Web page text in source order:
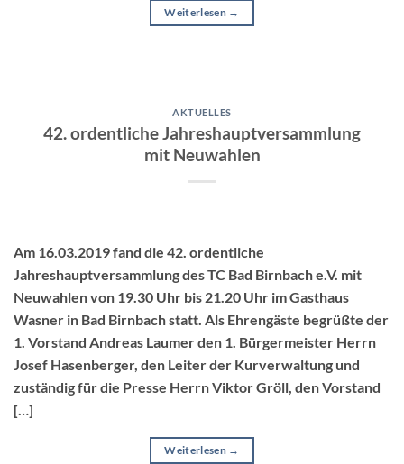
Weiterlesen →
AKTUELLES
42. ordentliche Jahreshauptversammlung
mit Neuwahlen
Am 16.03.2019 fand die 42. ordentliche
Jahreshauptversammlung des TC Bad Birnbach e.V. mit
Neuwahlen von 19.30 Uhr bis 21.20 Uhr im Gasthaus
Wasner in Bad Birnbach statt. Als Ehrengäste begrüßte der
1. Vorstand Andreas Laumer den 1. Bürgermeister Herrn
Josef Hasenberger, den Leiter der Kurverwaltung und
zuständig für die Presse Herrn Viktor Gröll, den Vorstand
[…]
Weiterlesen →